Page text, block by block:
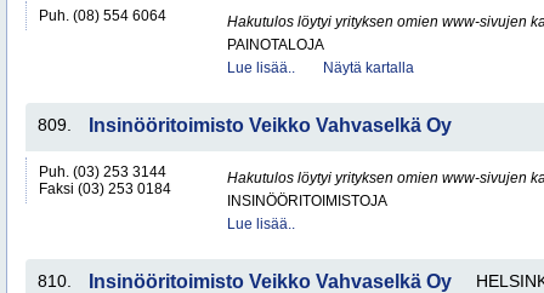
Puh. (08) 554 6064
Hakutulos löytyi yrityksen omien www-sivujen
PAINOTALOJA
Lue lisää..
Näytä kartalla
809. Insinööritoimisto Veikko Vahvaselkä Oy
Puh. (03) 253 3144
Faksi (03) 253 0184
Hakutulos löytyi yrityksen omien www-sivujen
INSINÖÖRITOIMISTOJA
Lue lisää..
810. Insinööritoimisto Veikko Vahvaselkä Oy